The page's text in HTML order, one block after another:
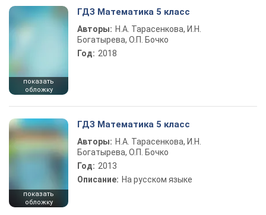
показать
обложку
ГДЗ Математика 5 класс
Авторы: Н.А. Тарасенкова, И.Н.
Богатырева, О.П. Бочко
Год: 2018
показать
обложку
ГДЗ Математика 5 класс
Авторы: Н.А. Тарасенкова, И.Н.
Богатырева, О.П. Бочко
Год: 2013
Описание: На русском языке